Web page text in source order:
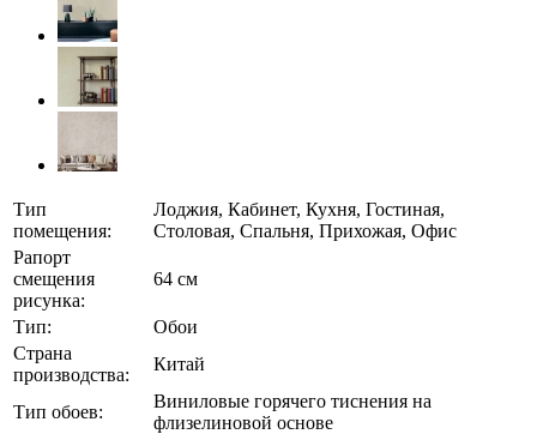
Тип
помещения:
Лоджия, Кабинет, Кухня, Гостиная,
Столовая, Спальня, Прихожая, Офис
Рапорт
смещения
рисунка:
64 см
Тип:
Обои
Страна
производства:
Китай
Тип обоев:
Виниловые горячего тиснения на
флизелиновой основе